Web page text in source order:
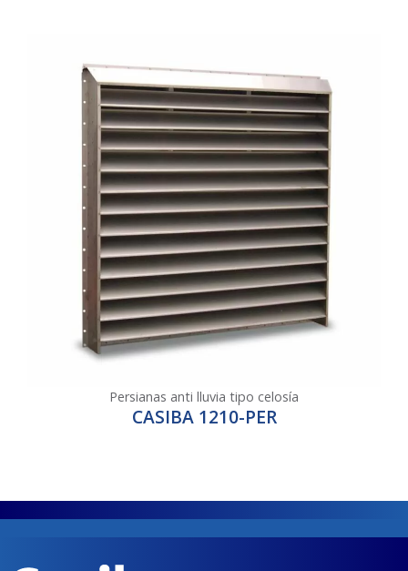
Persianas anti lluvia tipo celosía
CASIBA 1210-PER